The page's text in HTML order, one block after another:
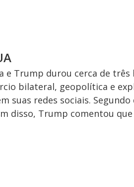
e Trump durou cerca de
bilateral, geopolítica e
suas redes sociais.
disso, Trump comentou